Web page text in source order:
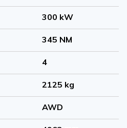
300 kW
345 NM
4
2125 kg
AWD